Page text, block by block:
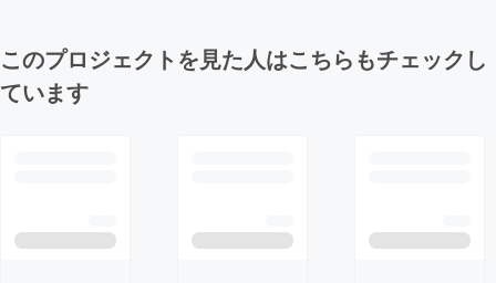
このプロジェクトを見た人はこちらもチェックし
ています